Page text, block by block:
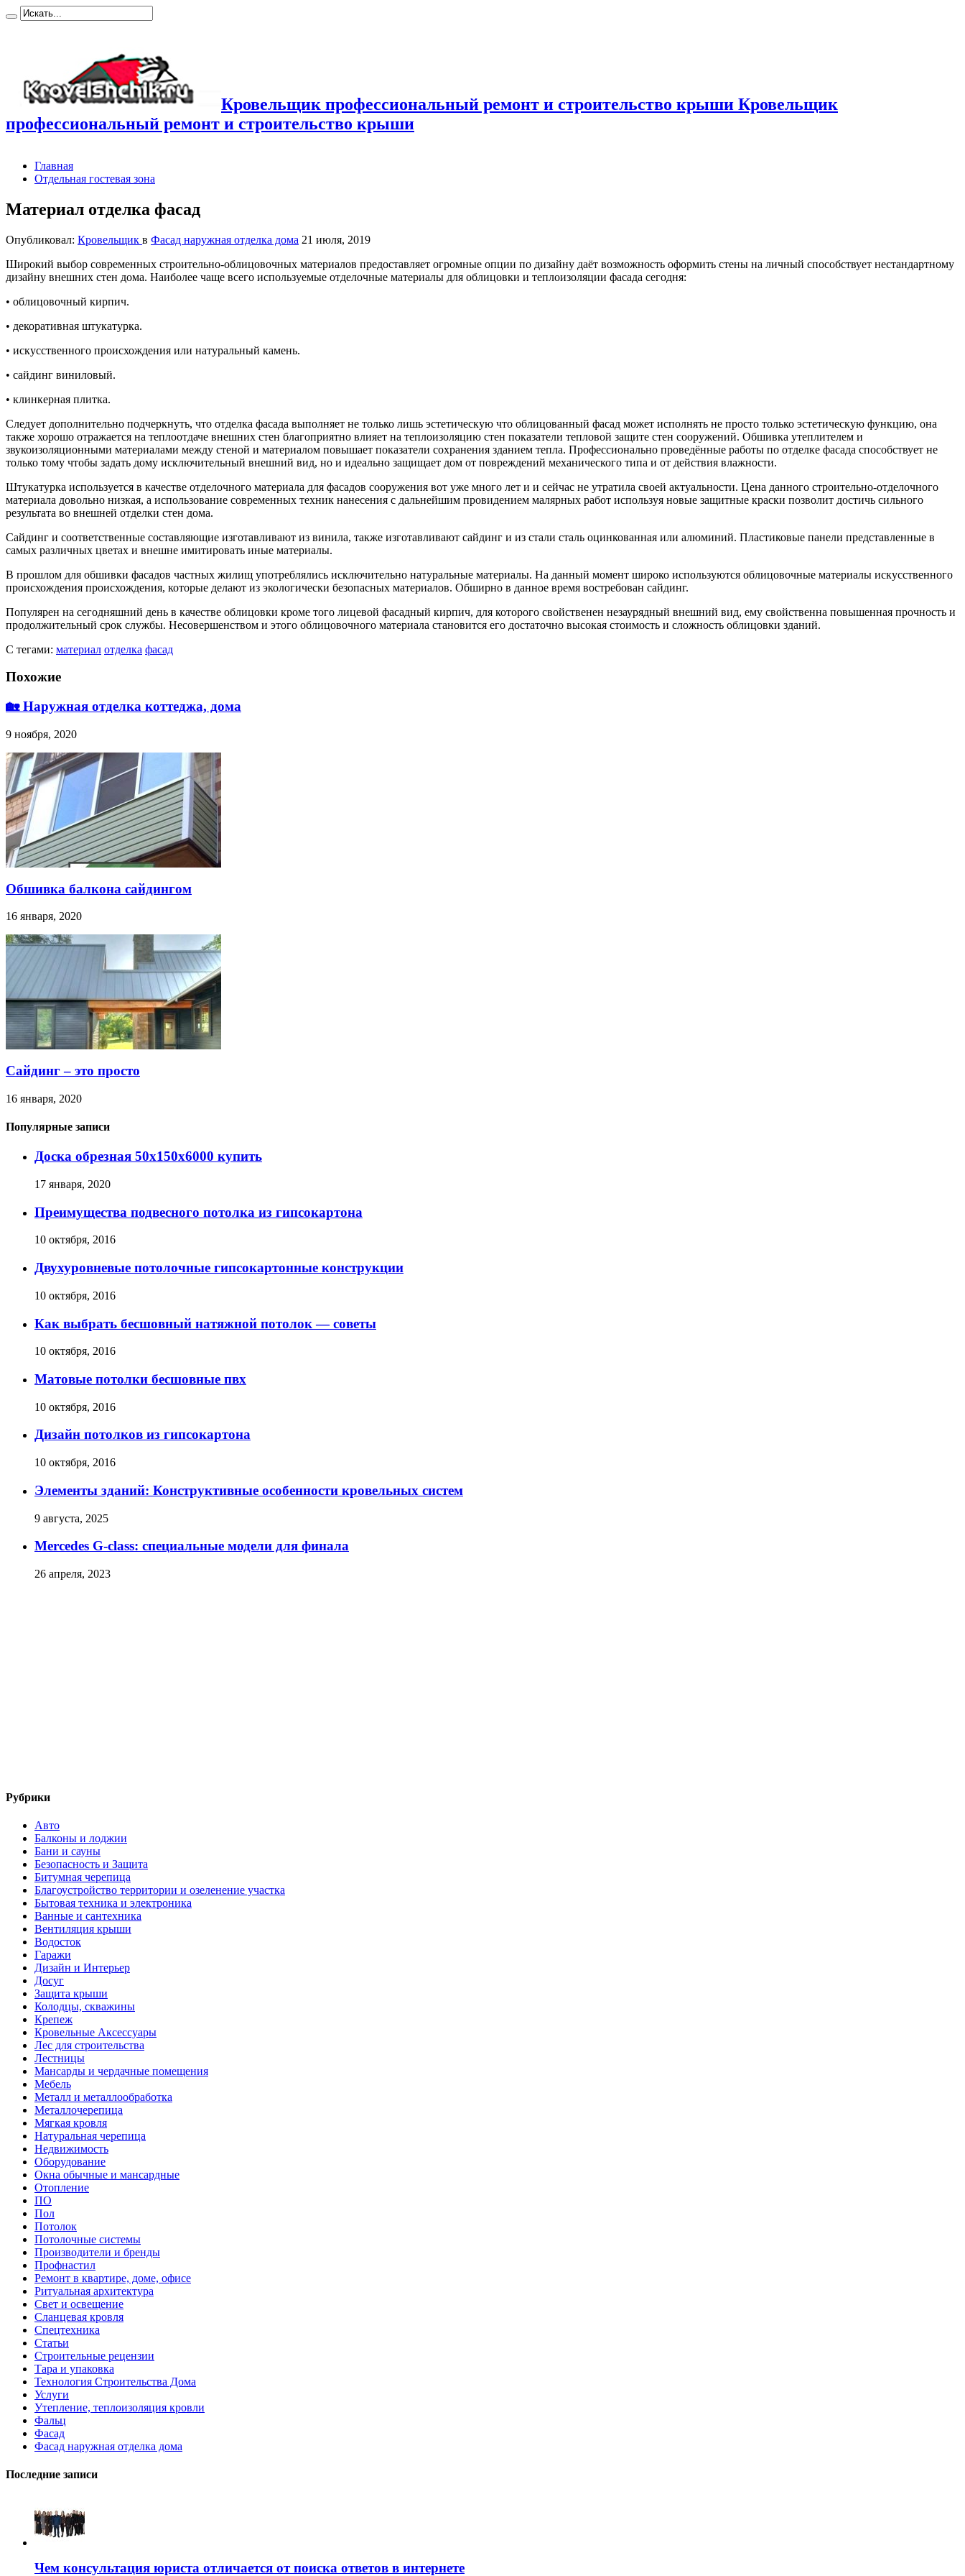
Кровельщик профессиональный ремонт и строительство крыши Кровельщик
профессиональный ремонт и строительство крыши
Главная
Отдельная гостевая зона
Материал отделка фасад
Опубликовал: Кровельщик в Фасад наружная отделка дома 21 июля, 2019
Широкий выбор современных строительно-облицовочных материалов предоставляет огромные опции по дизайну даёт возможность оформить стены на личный способствует нестандартному
дизайну внешних стен дома. Наиболее чаще всего используемые отделочные материалы для облицовки и теплоизоляции фасада сегодня:
• облицовочный кирпич.
• декоративная штукатурка.
• искусственного происхождения или натуральный камень.
• сайдинг виниловый.
• клинкерная плитка.
Следует дополнительно подчеркнуть, что отделка фасада выполняет не только лишь эстетическую что облицованный фасад может исполнять не просто только эстетическую функцию, она
также хорошо отражается на теплоотдаче внешних стен благоприятно влияет на теплоизоляцию стен показатели тепловой защите стен сооружений. Обшивка утеплителем и
звукоизоляционными материалами между стеной и материалом повышает показатели сохранения зданием тепла. Профессионально проведённые работы по отделке фасада способствует не
только тому чтобы задать дому исключительный внешний вид, но и идеально защищает дом от повреждений механического типа и от действия влажности.
Штукатурка используется в качестве отделочного материала для фасадов сооружения вот уже много лет и и сейчас не утратила своей актуальности. Цена данного строительно-отделочного
материала довольно низкая, а использование современных техник нанесения с дальнейшим провидением малярных работ используя новые защитные краски позволит достичь сильного
результата во внешней отделки стен дома.
Сайдинг и соответственные составляющие изготавливают из винила, также изготавливают сайдинг и из стали сталь оцинкованная или алюминий. Пластиковые панели представленные в
самых различных цветах и внешне имитировать иные материалы.
В прошлом для обшивки фасадов частных жилищ употреблялись исключительно натуральные материалы. На данный момент широко используются облицовочные материалы искусственного
происхождения происхождения, которые делают из экологически безопасных материалов. Обширно в данное время востребован сайдинг.
Популярен на сегодняшний день в качестве облицовки кроме того лицевой фасадный кирпич, для которого свойственен незаурядный внешний вид, ему свойственна повышенная прочность и
продолжительный срок службы. Несовершенством и этого облицовочного материала становится его достаточно высокая стоимость и сложность облицовки зданий.
С тегами: материал отделка фасад
Похожие
🏡 Наружная отделка коттеджа, дома
9 ноября, 2020
Обшивка балкона сайдингом
16 января, 2020
Сайдинг – это просто
16 января, 2020
Популярные записи
Доска обрезная 50х150х6000 купить
17 января, 2020
Преимущества подвесного потолка из гипсокартона
10 октября, 2016
Двухуровневые потолочные гипсокартонные конструкции
10 октября, 2016
Как выбрать бесшовный натяжной потолок — советы
10 октября, 2016
Матовые потолки бесшовные пвх
10 октября, 2016
Дизайн потолков из гипсокартона
10 октября, 2016
Элементы зданий: Конструктивные особенности кровельных систем
9 августа, 2025
Mercedes G-class: специальные модели для финала
26 апреля, 2023
Рубрики
Авто
Балконы и лоджии
Бани и сауны
Безопасность и Защита
Битумная черепица
Благоустройство территории и озеленение участка
Бытовая техника и электроника
Ванные и сантехника
Вентиляция крыши
Водосток
Гаражи
Дизайн и Интерьер
Досуг
Защита крыши
Колодцы, скважины
Крепеж
Кровельные Аксессуары
Лес для строительства
Лестницы
Мансарды и чердачные помещения
Мебель
Металл и металлообработка
Металлочерепица
Мягкая кровля
Натуральная черепица
Недвижимость
Оборудование
Окна обычные и мансардные
Отопление
ПО
Пол
Потолок
Потолочные системы
Производители и бренды
Профнастил
Ремонт в квартире, доме, офисе
Ритуальная архитектура
Свет и освещение
Сланцевая кровля
Спецтехника
Статьи
Строительные рецензии
Тара и упаковка
Технология Строительства Дома
Услуги
Утепление, теплоизоляция кровли
Фальц
Фасад
Фасад наружная отделка дома
Последние записи
Чем консультация юриста отличается от поиска ответов в интернете